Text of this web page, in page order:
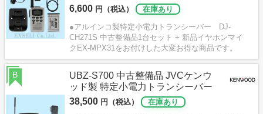
6,600 円（税込）
在庫あり
●アルインコ製特定小電力トランシーバー DJ-
CH271S 中古整備品1台セット + 新品イヤホンマイ
クEX-MPX31をお付けした大変お得な商品です。
UBZ-S700 中古整備品 JVCケンウ
ッド製 特定小電力トランシーバー
38,500 円（税込）
在庫あり
B